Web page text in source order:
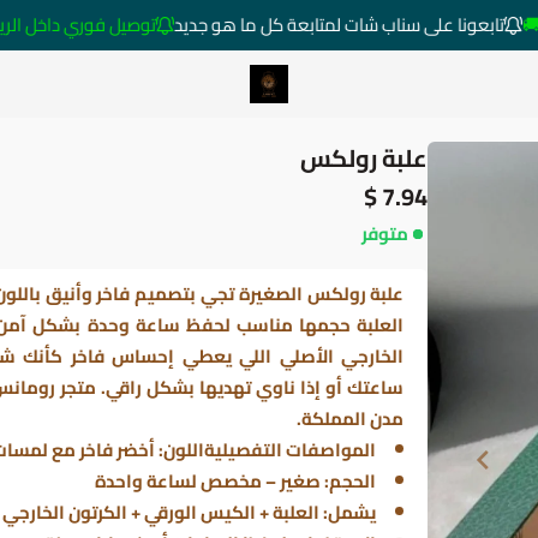
تابعونا على سناب شات لمتابعة كل ما هو جديد توصيل فوري داخل الرياض
متجر ساعات رومانس
علبة رولكس
7.94 $
متوفر
علبة رولكس الصغيرة تجي بتصميم فاخر وأنيق
العلبة حجمها مناسب لحفظ ساعة وحدة بشكل
الخارجي الأصلي اللي يعطي إحساس فاخر كأنك
ساعتك أو إذا ناوي تهديها بشكل راقي. متجر
مدن المملكة.
المواصفات التفصيليةاللون: أخضر فاخر مع
الحجم: صغير – مخصص لساعة واحدة
يشمل: العلبة + الكيس الورقي + الكرتون